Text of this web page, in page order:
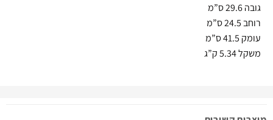
גובה 29.6 ס”מ
רוחב 24.5 ס”מ
עומק 41.5 ס”מ
משקל 5.34 ק”ג